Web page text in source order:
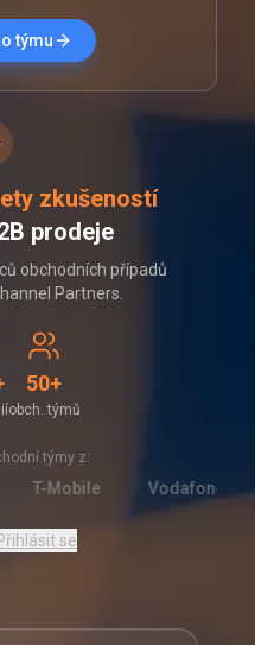
týmu
zkušeností
prodeje
obchodních případů
Partners.
50+
obch. týmů
týmy z:
T-Mobile Vodafone
se